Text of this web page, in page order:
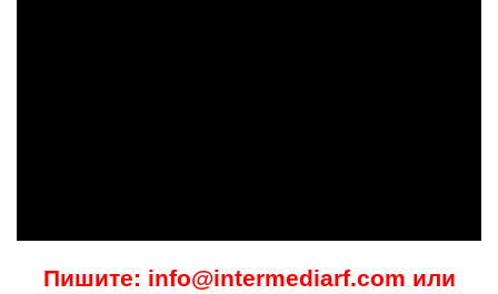
Пишите: info@intermediarf.com или